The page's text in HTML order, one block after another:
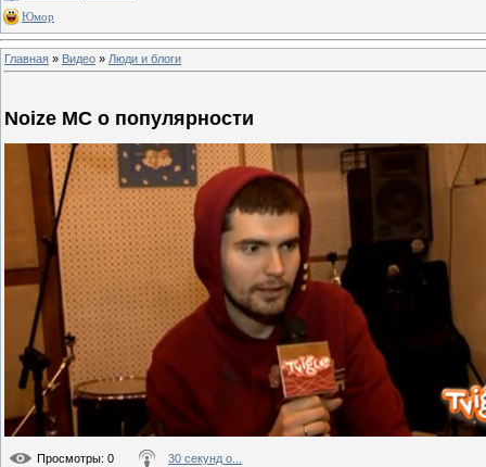
Юмор
Главная » Видео » Люди и блоги
Noize MC о популярности
Просмотры: 0 30 секунд о...